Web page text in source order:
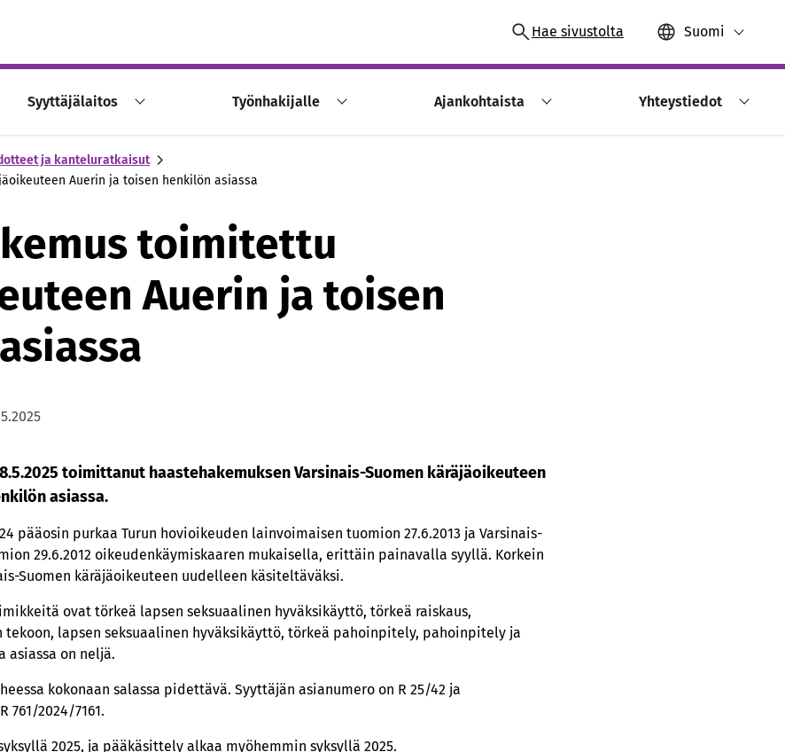
Hae sivustolta Suomi
Syyttäjälaitos Työnhakijalle Ajankohtaista Yhteystiedot
ja kanteluratkaisut
Auerin ja toisen henkilön asiassa
toimitettu
Auerin ja toisen
toimittanut haastehakemuksen Varsinais-Suomen käräjäoikeuteen
asiassa.
pääosin purkaa Turun hovioikeuden lainvoimaisen tuomion 27.6.2013 ja Varsinais-
29.6.2012 oikeudenkäymiskaaren mukaisella, erittäin painavalla syyllä. Korkein
Suomen käräjäoikeuteen uudelleen käsiteltäväksi.
ovat törkeä lapsen seksuaalinen hyväksikäyttö, törkeä raiskaus,
tekoon, lapsen seksuaalinen hyväksikäyttö, törkeä pahoinpitely, pahoinpitely ja
asiassa on neljä.
kokonaan salassa pidettävä. Syyttäjän asianumero on R 25/42 ja
761/2024/7161.
2025, ja pääkäsittely alkaa myöhemmin syksyllä 2025.